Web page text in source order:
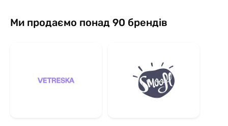
Ми продаємо понад 90 брендів